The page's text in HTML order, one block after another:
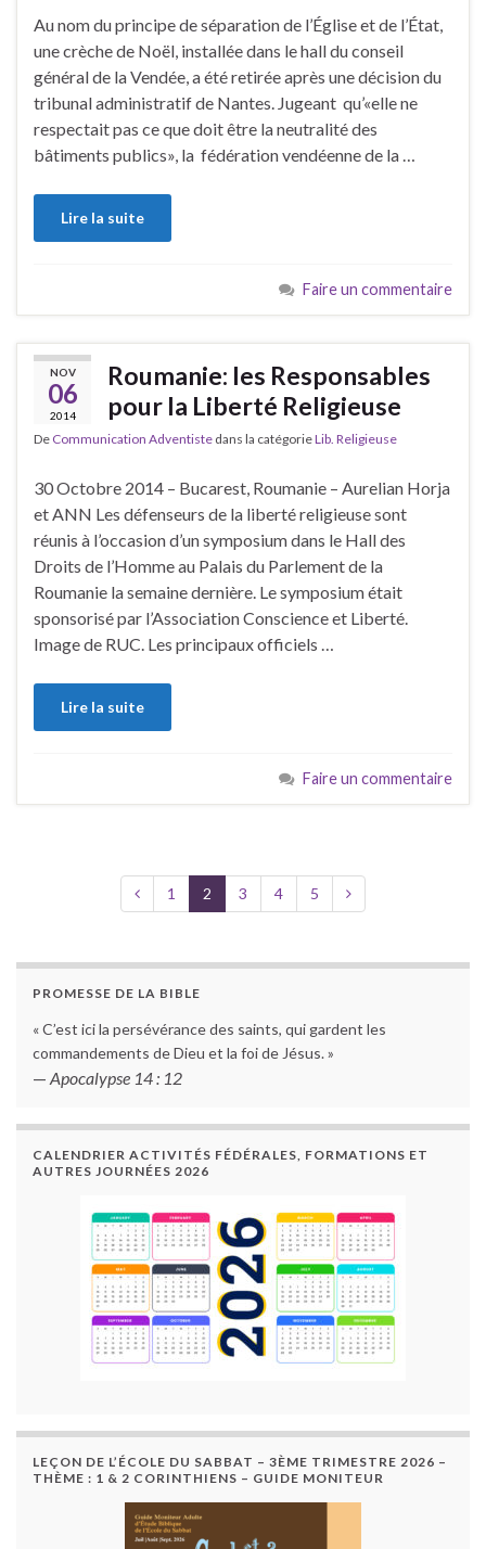
Au nom du principe de séparation de l’Église et de l’État,
une crèche de Noël, installée dans le hall du conseil
général de la Vendée, a été retirée après une décision du
tribunal administratif de Nantes. Jugeant qu’«elle ne
respectait pas ce que doit être la neutralité des
bâtiments publics», la fédération vendéenne de la …
Lire la suite
Faire un commentaire
NOV
06
2014
Roumanie: les Responsables
pour la Liberté Religieuse
De Communication Adventiste dans la catégorieLib. Religieuse
30 Octobre 2014 – Bucarest, Roumanie – Aurelian Horja
et ANN Les défenseurs de la liberté religieuse sont
réunis à l’occasion d’un symposium dans le Hall des
Droits de l’Homme au Palais du Parlement de la
Roumanie la semaine dernière. Le symposium était
sponsorisé par l’Association Conscience et Liberté.
Image de RUC. Les principaux officiels …
Lire la suite
Faire un commentaire
1 2 3 4 5
PROMESSE DE LA BIBLE
« C’est ici la persévérance des saints, qui gardent les
commandements de Dieu et la foi de Jésus. »
— Apocalypse 14 : 12
CALENDRIER ACTIVITÉS FÉDÉRALES, FORMATIONS ET
AUTRES JOURNÉES 2026
LEÇON DE L’ÉCOLE DU SABBAT – 3ÈME TRIMESTRE 2026 –
THÈME : 1 & 2 CORINTHIENS – GUIDE MONITEUR